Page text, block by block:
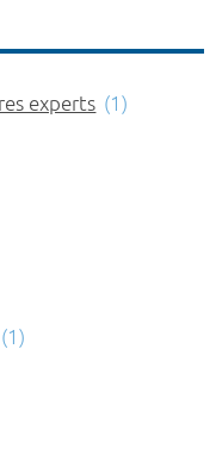
experts (1)
(1)